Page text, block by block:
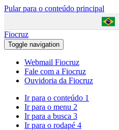
Pular para o conteúdo principal
Fiocruz
Toggle navigation
Webmail Fiocruz
Fale com a Fiocruz
Ouvidoria da Fiocruz
Ir para o conteúdo 1
Ir para o menu 2
Ir para a busca 3
Ir para o rodapé 4